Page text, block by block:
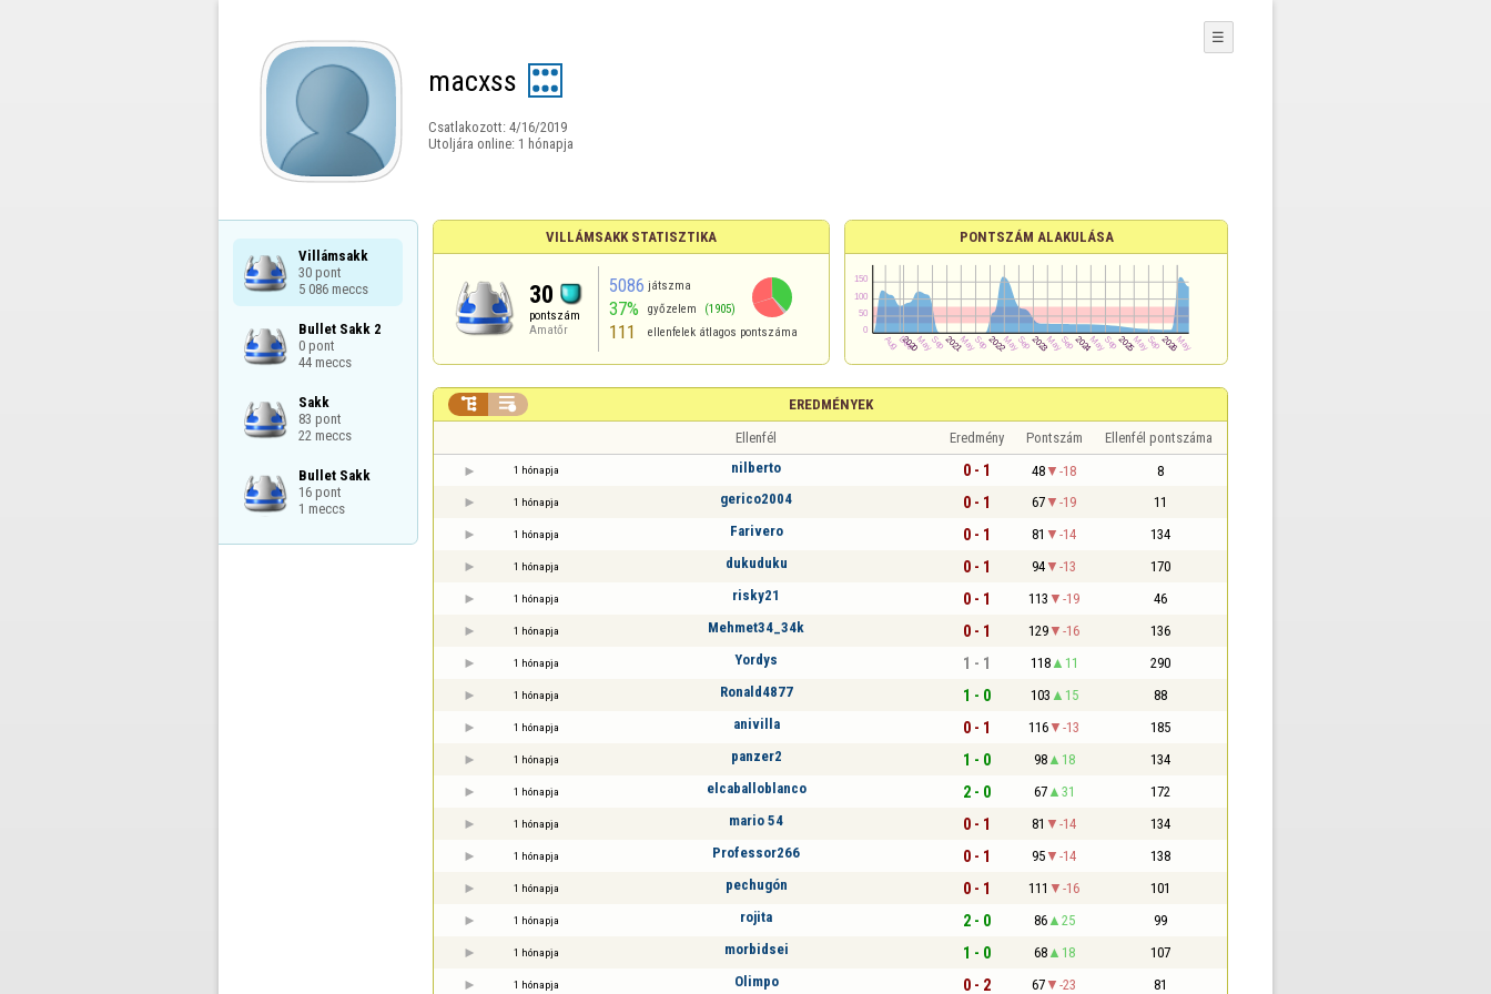
macxss
Csatlakozott: 4/16/2019
Utoljára online: 1 hónapja
☰
Villámsakk
30 pont
5 086 meccs
Bullet Sakk 2
0 pont
44 meccs
Sakk
83 pont
22 meccs
Bullet Sakk
16 pont
1 meccs
VILLÁMSAKK STATISZTIKA
30
pontszám
Amatőr
5086 játszma
37% győzelem (1905)
111 ellenfelek átlagos pontszáma
PONTSZÁM ALAKULÁSA
EREDMÉNYEK
 
Ellenfél Eredmény Pontszám Ellenfél pontszáma
1 hónapja nilberto 0 - 1 48 -18 8
1 hónapja gerico2004 0 - 1 67 -19 11
1 hónapja Farivero 0 - 1 81 -14 134
1 hónapja dukuduku 0 - 1 94 -13 170
1 hónapja risky21 0 - 1 113 -19 46
1 hónapja Mehmet34_34k 0 - 1 129 -16 136
1 hónapja Yordys 1 - 1 118 11 290
1 hónapja Ronald4877 1 - 0 103 15 88
1 hónapja anivilla 0 - 1 116 -13 185
1 hónapja panzer2 1 - 0 98 18 134
1 hónapja elcaballoblanco 2 - 0 67 31 172
1 hónapja mario 54 0 - 1 81 -14 134
1 hónapja Professor266 0 - 1 95 -14 138
1 hónapja pechugón 0 - 1 111 -16 101
1 hónapja rojita 2 - 0 86 25 99
1 hónapja morbidsei 1 - 0 68 18 107
1 hónapja Olimpo 0 - 2 67 -23 81